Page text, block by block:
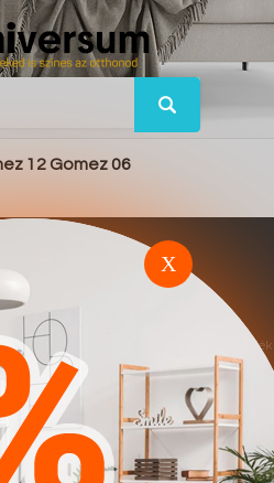
12 Gomez 06
Trend
működik. A vásárlások után jutalék
X